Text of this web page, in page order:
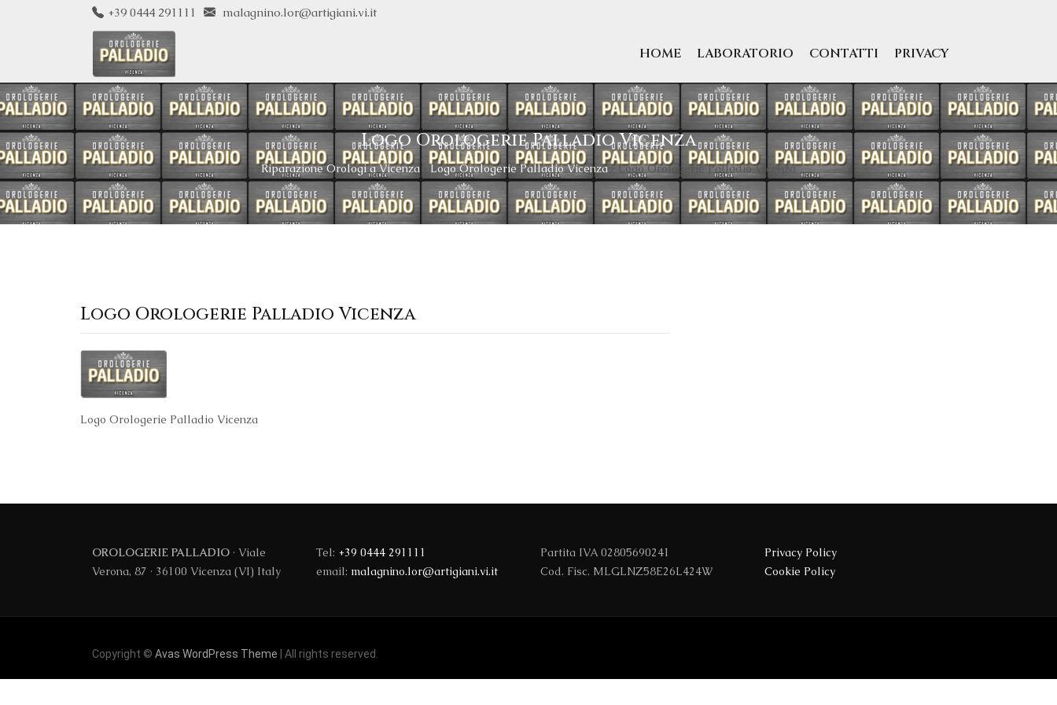
+39 0444 291111 malagnino.lor@artigiani.vi.it
HOME LABORATORIO CONTATTI PRIVACY
Logo Orologerie Palladio Vicenza
Riparazione Orologi a Vicenza ›Logo Orologerie Palladio Vicenza›Logo Orologerie Palladio Vicenza
Logo Orologerie Palladio Vicenza
Logo Orologerie Palladio Vicenza
OROLOGERIE PALLADIO · Viale
Verona, 87 · 36100 Vicenza (VI) Italy
Tel: +39 0444 291111
email: malagnino.lor@artigiani.vi.it
Partita IVA 02805690241
Cod. Fisc. MLGLNZ58E26L424W
Privacy Policy
Cookie Policy
Copyright © Avas WordPress Theme | All rights reserved.